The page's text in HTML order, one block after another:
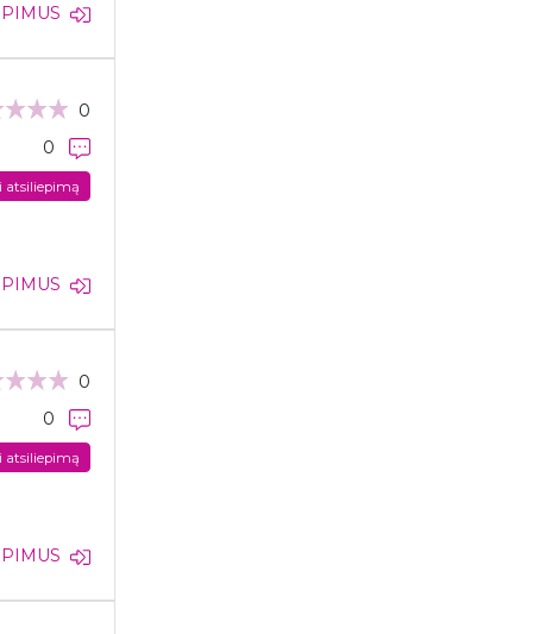
0
0
atsiliepimą
0
0
atsiliepimą